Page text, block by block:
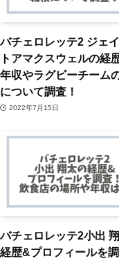
バチェロレッテ2 ジェ
トアマクスウェルの経
年収やラグビーチーム
について調査！
2022年7月15日
バチェロレッテ2小出
経歴&プロフィールを調